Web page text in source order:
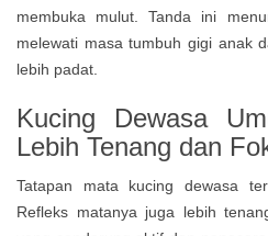
membuka mulut. Tanda ini
melewati masa tumbuh gigi anak
lebih padat.
Kucing Dewasa
Lebih Tenang dan
Tatapan mata kucing dewasa
Refleks matanya juga lebih